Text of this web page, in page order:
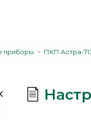
приборы ПКП Астра-